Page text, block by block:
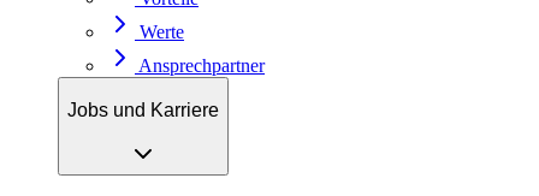
Werte
Ansprechpartner
Jobs und Karriere